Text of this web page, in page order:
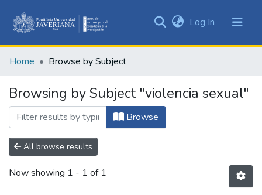
&
All of DSpace
Log In (current)
Home Browse by Subject
Browsing by Subject "violencia sexual"
Browse
All browse results
Now showing 1 - 1 of 1